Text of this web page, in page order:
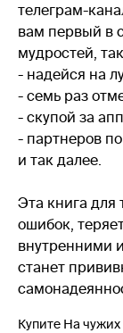
телеграм-
вам первый в
мудростей,
- надейся на
- семь раз
- скупой за
- партнеров
и так далее.
Эта книга для
ошибок,
внутренними
станет
Купите На